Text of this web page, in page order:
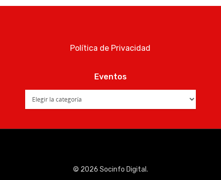
Política de Privacidad
Eventos
© 2026 Socinfo Digital.